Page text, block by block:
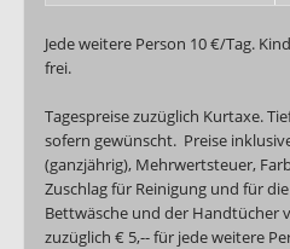
Jede weitere Person 10 €/Tag.
frei.
Tagespreise zuzüglich Kurtaxe.
sofern gewünscht. Preise
(ganzjährig), Mehrwertsteuer,
Zuschlag für Reinigung und für
Bettwäsche und der Handtücher
zuzüglich € 5,-- für jede weitere